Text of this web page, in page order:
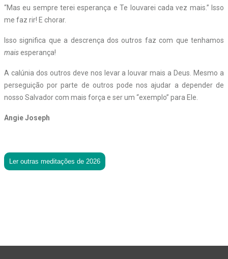
“Mas eu sempre terei esperança e Te louvarei cada vez mais.” Isso
me faz rir! E chorar.
Isso significa que a descrença dos outros faz com que tenhamos
maisesperança!
A calúnia dos outros deve nos levar a louvar mais a Deus. Mesmo a
perseguição por parte de outros pode nos ajudar a depender de
nosso Salvador com mais força e ser um “exemplo” para Ele.
Angie Joseph
Ler outras meditações de 2026